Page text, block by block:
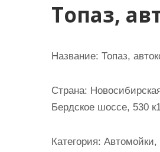
Топаз,
Название: Топаз,
Страна:
Бердское шоссе, 530
Категория: